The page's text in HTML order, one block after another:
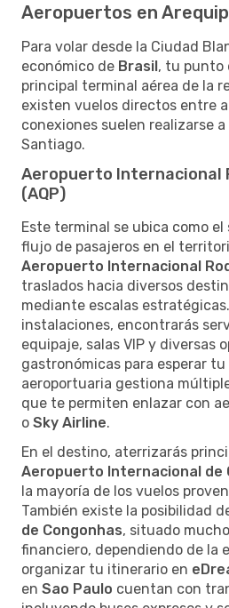
Aeropuertos en
Para volar desde la Ciudad
económico de Brasil, tu punto
principal terminal aérea de la
existen vuelos directos entre
conexiones suelen realizarse
Santiago.
Aeropuerto Internacional
(AQP)
Este terminal se ubica como
flujo de pasajeros en el
Aeropuerto Internacional
traslados hacia diversos
mediante escalas
instalaciones, encontrarás
equipaje, salas VIP y diversas
gastronómicas para esperar tu
aeroportuaria gestiona
que te permiten enlazar con
o Sky Airline.
En el destino, aterrizarás
Aeropuerto Internacional de
la mayoría de los vuelos
También existe la posibilidad
de Congonhas, situado
financiero, dependiendo de la
organizar tu itinerario en
en Sao Paulo cuentan con